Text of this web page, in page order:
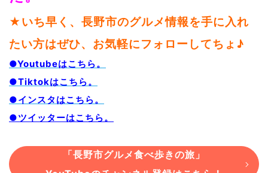
★いち早く、長野市のグルメ情報を手に入れ
たい方はぜひ、お気軽にフォローしてちょ♪
●Youtubeはこちら。
●Tiktokはこちら。
●インスタはこちら。
●ツイッターはこちら。
「長野市グルメ食べ歩きの旅」